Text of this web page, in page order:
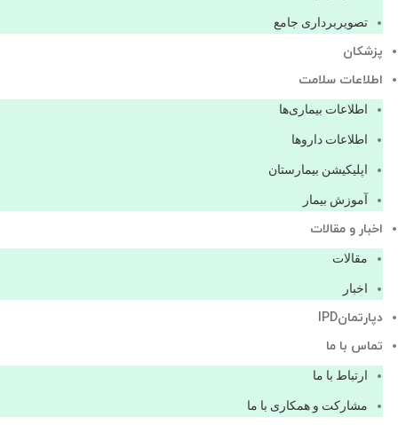
تصویربرداری جامع
پزشكان
اطلاعات سلامت
اطلاعات بیماری‌ها
اطلاعات دارو‌ها
اپليكيشن بيمارستان
آموزش بیمار
اخبار و مقالات
مقالات
اخبار
دپارتمانIPD
تماس با ما
ارتباط با ما
مشاركت و همكاری با ما